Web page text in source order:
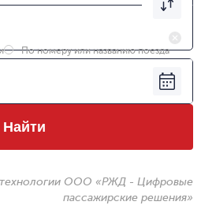
По номеру или названию поезда
Найти
технологии ООО «РЖД - Цифровые
пассажирские решения»